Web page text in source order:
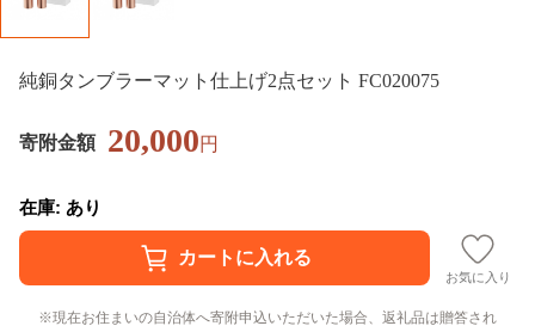
純銅タンブラーマット仕上げ2点セット FC020075
寄附金額 20,000円
在庫: あり
お気に入り
現在お住まいの自治体へ寄附申込いただいた場合、返礼品は贈答され